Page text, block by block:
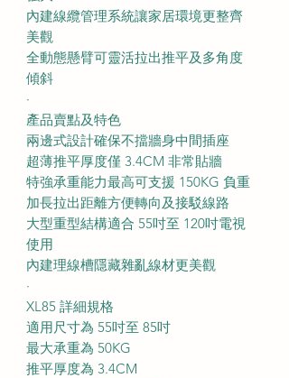
內建線纜管理系統讓家居環境更整齊
美觀
全動態懸臂可靈活拉出推平及多角度
傾斜
·
產品賣點及特色
兩邊式設計確保不擋牆身中間插座
超薄推平厚度僅 3.4CM 非常貼牆
特強承重能力最高可支援 150KG 負重
加長拉出距離方便轉向及接駁線路
大型重型結構適合 55吋至 120吋電視
使用
內建理線槽隱藏雜亂線材更美觀
·
XL85 詳細規格
適用尺寸為 55吋至 85吋
最大承重為 50KG
推平厚度為 3.4CM